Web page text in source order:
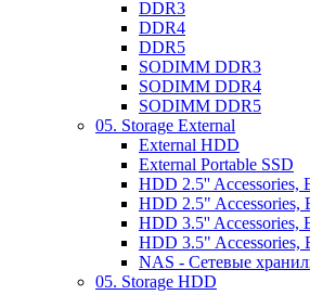
DDR3
DDR4
DDR5
SODIMM DDR3
SODIMM DDR4
SODIMM DDR5
05. Storage External
External HDD
External Portable SSD
HDD 2.5'' Accessories,
HDD 2.5" Accessories,
HDD 3.5'' Accessories,
HDD 3.5" Accessories,
NAS - Сетевые
05. Storage HDD